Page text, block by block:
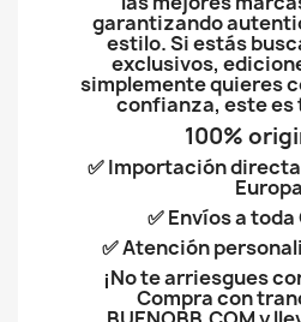
garantizando
estilo. Si estás
exclusivos,
simplemente quieres
confianza, este es
100%
✅ Importación directa
Europa
✅ Envíos a
✅ Atención
¡No te arriesgues
Compra con